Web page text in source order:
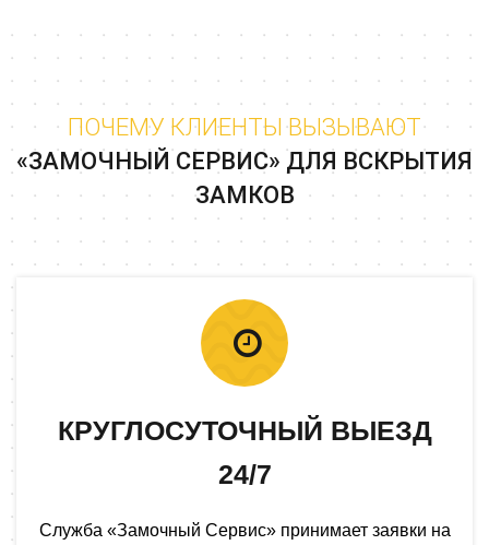
ПОЧЕМУ КЛИЕНТЫ ВЫЗЫВАЮТ
«ЗАМОЧНЫЙ СЕРВИС» ДЛЯ ВСКРЫТИЯ
ЗАМКОВ
КРУГЛОСУТОЧНЫЙ ВЫЕЗД
24/7
Служба «Замочный Сервис» принимает заявки на